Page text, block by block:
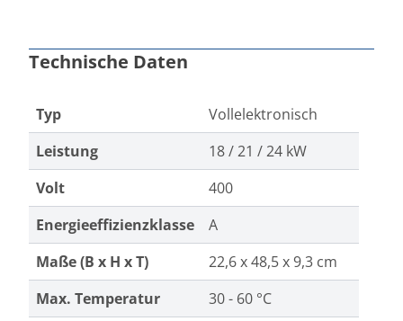
Technische Daten
Typ
Vollelektronisch
Leistung
18 / 21 / 24 kW
Volt
400
Energieeffizienzklasse
A
Maße (B x H x T)
22,6 x 48,5 x 9,3 cm
Max. Temperatur
30 - 60 °C